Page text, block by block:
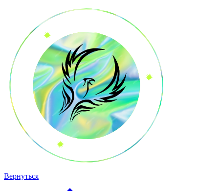
Вернуться